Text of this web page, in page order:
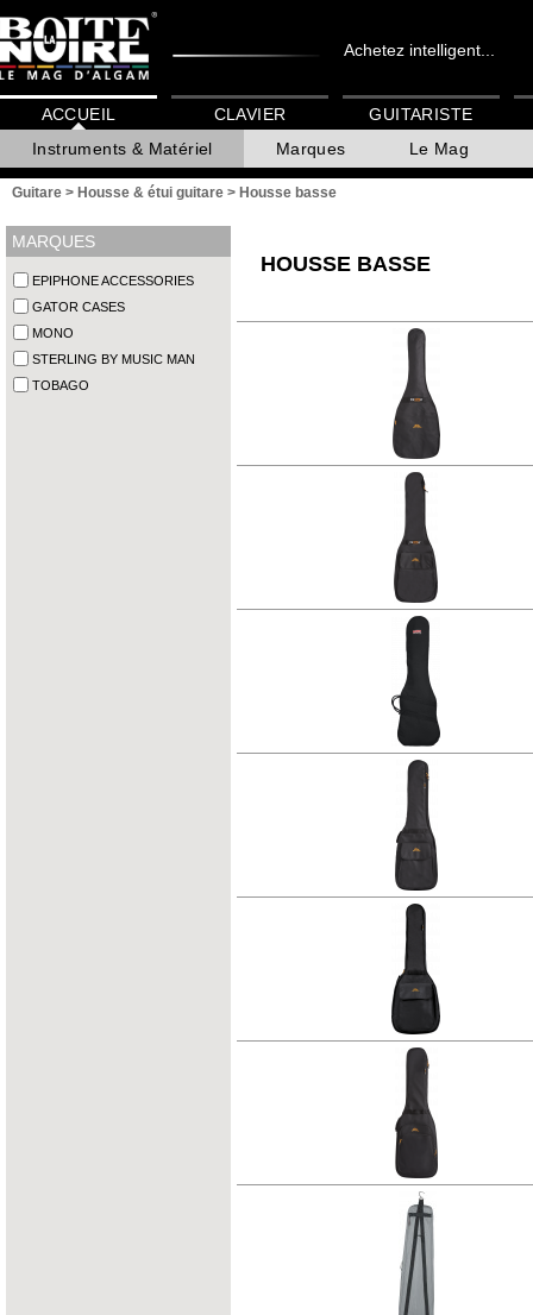
Achetez intelligent...
ACCUEIL
Instruments & Matériel
Marques Le Mag
CLAVIER GUITARISTE
Guitare > Housse & étui guitare > Housse basse
MARQUES
EPIPHONE ACCESSORIES
GATOR CASES
MONO
STERLING BY MUSIC MAN
TOBAGO
HOUSSE BASSE